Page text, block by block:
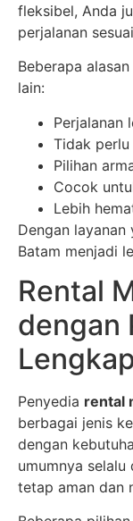
fleksibel, Anda
perjalanan
Beberapa
lain:
Perjalanan
Tidak
Pilihan
Cocok
Lebih
Dengan
Batam menjadi
Rental
dengan
Penyedia rental
berbagai jenis
dengan
umumnya
tetap aman dan